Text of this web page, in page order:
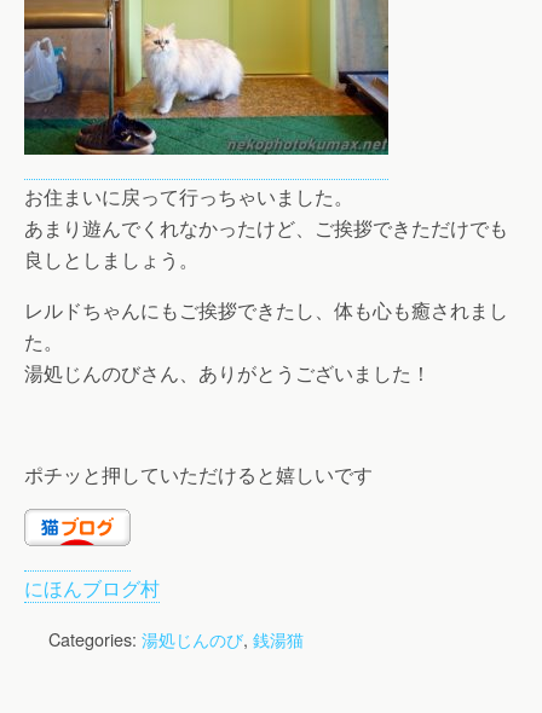
お住まいに戻って行っちゃいました。
あまり遊んでくれなかったけど、ご挨拶できただけでも
良しとしましょう。
レルドちゃんにもご挨拶できたし、体も心も癒されまし
た。
湯処じんのびさん、ありがとうございました！
ポチッと押していただけると嬉しいです
にほんブログ村
Categories: 湯処じんのび, 銭湯猫